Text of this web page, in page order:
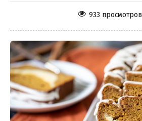
933 просмотров